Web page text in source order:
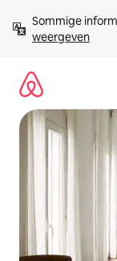
direct
naar
Sommige
weergeven